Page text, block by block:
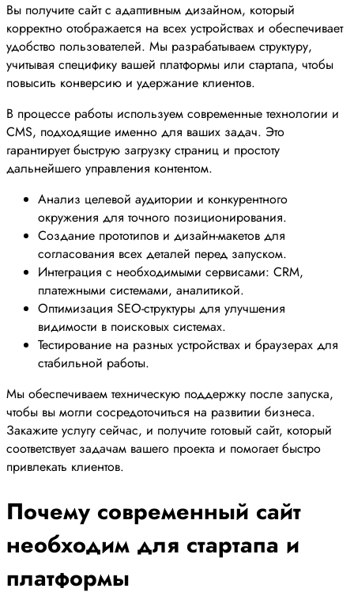
Вы получите сайт с адаптивным дизайном, который
корректно отображается на всех устройствах и обеспечивает
удобство пользователей. Мы разрабатываем структуру,
учитывая специфику вашей платформы или стартапа, чтобы
повысить конверсию и удержание клиентов.
В процессе работы используем современные технологии и
CMS, подходящие именно для ваших задач. Это
гарантирует быструю загрузку страниц и простоту
дальнейшего управления контентом.
Анализ целевой аудитории и конкурентного
окружения для точного позиционирования.
Создание прототипов и дизайн-макетов для
согласования всех деталей перед запуском.
Интеграция с необходимыми сервисами: CRM,
платежными системами, аналитикой.
Оптимизация SEO-структуры для улучшения
видимости в поисковых системах.
Тестирование на разных устройствах и браузерах для
стабильной работы.
Мы обеспечиваем техническую поддержку после запуска,
чтобы вы могли сосредоточиться на развитии бизнеса.
Закажите услугу сейчас, и получите готовый сайт, который
соответствует задачам вашего проекта и помогает быстро
привлекать клиентов.
Почему современный сайт
необходим для стартапа и
платформы